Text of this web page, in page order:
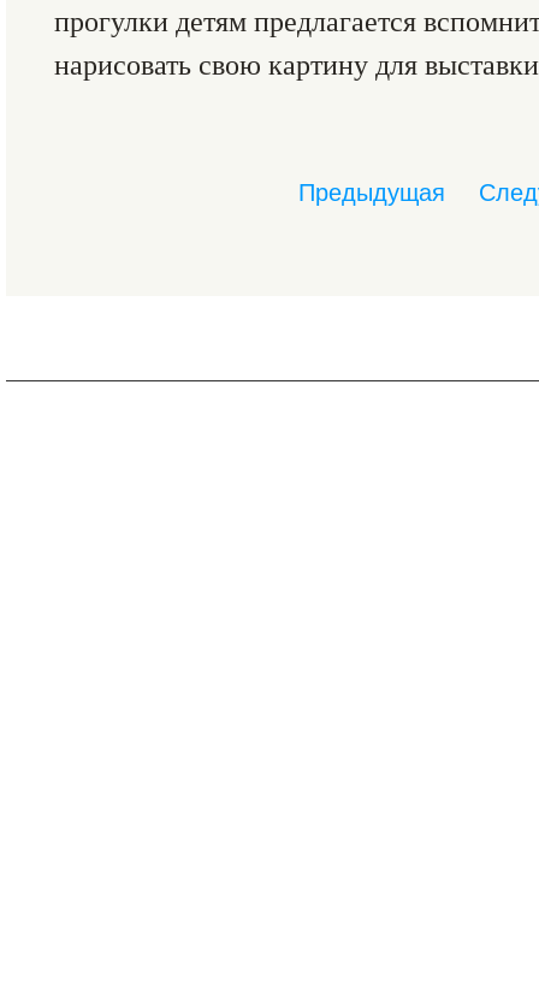
прогулки детям предлагается
нарисовать свою картину для
Предыдущая